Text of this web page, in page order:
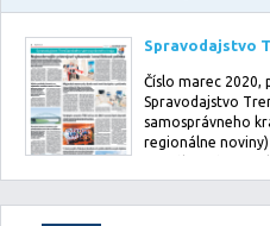
Číslo marec 2020,
Spravodajstvo
samosprávneho
regionálne